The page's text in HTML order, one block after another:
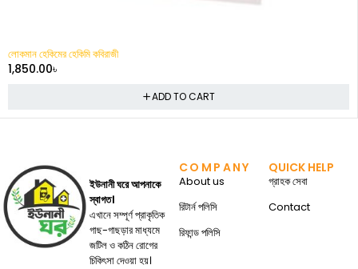
লোকমান হেকিমের হেকিমি কবিরাজী
1,850.00৳
ADD TO CART
ইউনানী ঘরে আপনাকে
স্বাগত।
এখানে সম্পূর্ণ প্রাকৃতিক
গাছ-গাছড়ার মাধ্যমে
জটিল ও কঠিন রোগের
চিকিৎসা দেওয়া হয়।
COMPANY
About us
রিটার্ন পলিসি
রিফান্ড পলিসি
QUICK HELP
গ্রাহক সেবা
Contact